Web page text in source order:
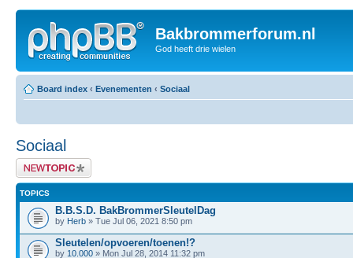
Bakbrommerforum.nl
God heeft drie wielen
Board index ‹ Evenementen ‹ Sociaal
Sociaal
Post a new topic
TOPICS
B.B.S.D. BakBrommerSleutelDag
by Herb » Tue Jul 06, 2021 8:50 pm
Sleutelen/opvoeren/toenen!?
by 10.000 » Mon Jul 28, 2014 11:32 pm